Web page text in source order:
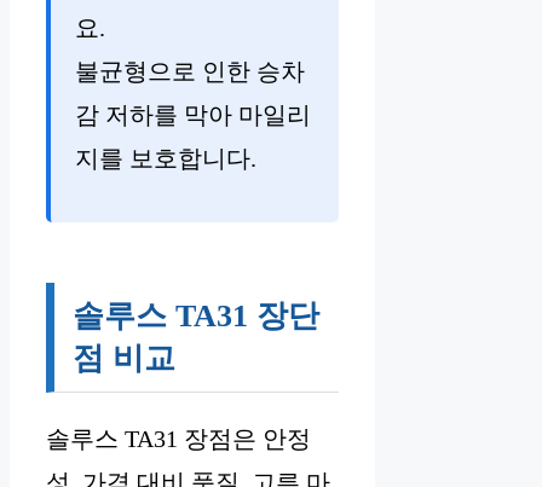
요.
불균형으로 인한 승차
감 저하를 막아 마일리
지를 보호합니다.
솔루스 TA31 장단
점 비교
솔루스 TA31 장점은 안정